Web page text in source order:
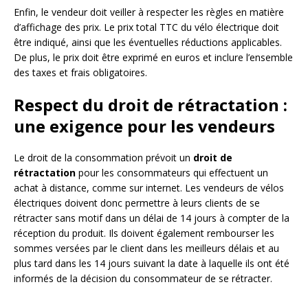
Enfin, le vendeur doit veiller à respecter les règles en matière
d’affichage des prix. Le prix total TTC du vélo électrique doit
être indiqué, ainsi que les éventuelles réductions applicables.
De plus, le prix doit être exprimé en euros et inclure l’ensemble
des taxes et frais obligatoires.
Respect du droit de rétractation :
une exigence pour les vendeurs
Le droit de la consommation prévoit un droit de
rétractation pour les consommateurs qui effectuent un
achat à distance, comme sur internet. Les vendeurs de vélos
électriques doivent donc permettre à leurs clients de se
rétracter sans motif dans un délai de 14 jours à compter de la
réception du produit. Ils doivent également rembourser les
sommes versées par le client dans les meilleurs délais et au
plus tard dans les 14 jours suivant la date à laquelle ils ont été
informés de la décision du consommateur de se rétracter.